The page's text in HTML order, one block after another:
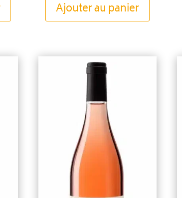
Ajouter au panier